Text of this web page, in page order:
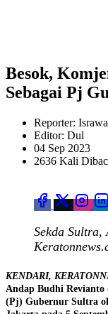
Besok,
Sebagai Pj
Reporter:
Editor: Dul
04 Sep 2023
2636 Kali
Sekda
KENDARI,
Andap Budhi
(Pj) Gubernur Sultra